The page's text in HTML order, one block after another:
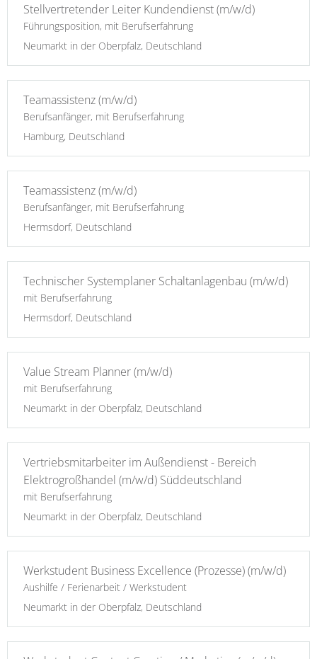
Stellvertretender Leiter Kundendienst (m/w/d)
Führungsposition, mit Berufserfahrung
Neumarkt in der Oberpfalz, Deutschland
Teamassistenz (m/w/d)
Berufsanfänger, mit Berufserfahrung
Hamburg, Deutschland
Teamassistenz (m/w/d)
Berufsanfänger, mit Berufserfahrung
Hermsdorf, Deutschland
Technischer Systemplaner Schaltanlagenbau (m/w/d)
mit Berufserfahrung
Hermsdorf, Deutschland
Value Stream Planner (m/w/d)
mit Berufserfahrung
Neumarkt in der Oberpfalz, Deutschland
Vertriebsmitarbeiter im Außendienst - Bereich
Elektrogroßhandel (m/w/d) Süddeutschland
mit Berufserfahrung
Neumarkt in der Oberpfalz, Deutschland
Werkstudent Business Excellence (Prozesse) (m/w/d)
Aushilfe / Ferienarbeit / Werkstudent
Neumarkt in der Oberpfalz, Deutschland